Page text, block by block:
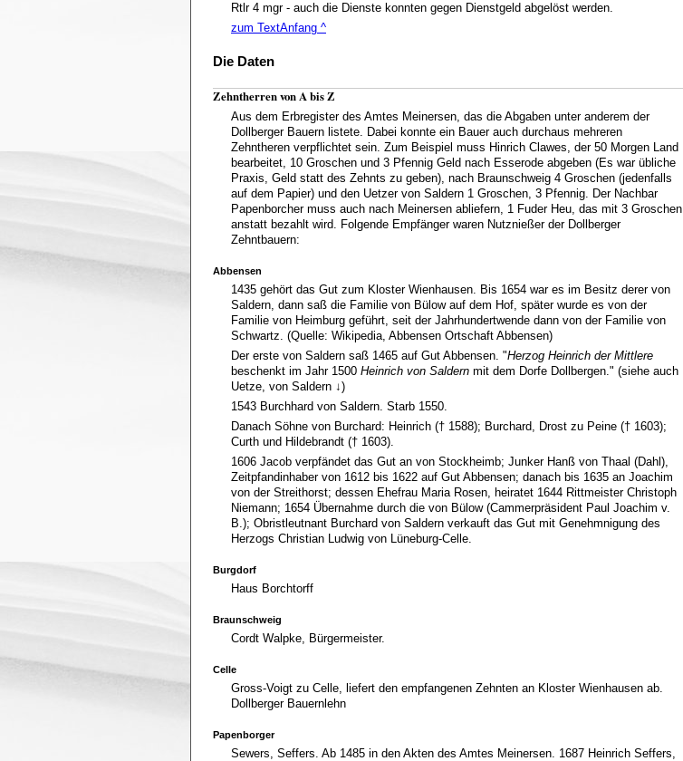
Rtlr 4 mgr - auch die Dienste konnten gegen Dienstgeld abgelöst werden.
zum TextAnfang ^
Die Daten
Zehntherren von A bis Z
Aus dem Erbregister des Amtes Meinersen, das die Abgaben unter anderem der
Dollberger Bauern listete. Dabei konnte ein Bauer auch durchaus mehreren
Zehntheren verpflichtet sein. Zum Beispiel muss Hinrich Clawes, der 50 Morgen Land
bearbeitet, 10 Groschen und 3 Pfennig Geld nach Esserode abgeben (Es war übliche
Praxis, Geld statt des Zehnts zu geben), nach Braunschweig 4 Groschen (jedenfalls
auf dem Papier) und den Uetzer von Saldern 1 Groschen, 3 Pfennig. Der Nachbar
Papenborcher muss auch nach Meinersen abliefern, 1 Fuder Heu, das mit 3 Groschen
anstatt bezahlt wird. Folgende Empfänger waren Nutznießer der Dollberger
Zehntbauern:
Abbensen
1435 gehört das Gut zum Kloster Wienhausen. Bis 1654 war es im Besitz derer von
Saldern, dann saß die Familie von Bülow auf dem Hof, später wurde es von der
Familie von Heimburg geführt, seit der Jahrhundertwende dann von der Familie von
Schwartz. (Quelle: Wikipedia, Abbensen Ortschaft Abbensen)
Der erste von Saldern saß 1465 auf Gut Abbensen. "Herzog Heinrich der Mittlere
beschenkt im Jahr 1500 Heinrich von Saldern mit dem Dorfe Dollbergen." (siehe auch
Uetze, von Saldern ↓)
1543 Burchhard von Saldern. Starb 1550.
Danach Söhne von Burchard: Heinrich († 1588); Burchard, Drost zu Peine († 1603);
Curth und Hildebrandt († 1603).
1606 Jacob verpfändet das Gut an von Stockheimb; Junker Hanß von Thaal (Dahl),
Zeitpfandinhaber von 1612 bis 1622 auf Gut Abbensen; danach bis 1635 an Joachim
von der Streithorst; dessen Ehefrau Maria Rosen, heiratet 1644 Rittmeister Christoph
Niemann; 1654 Übernahme durch die von Bülow (Cammerpräsident Paul Joachim v.
B.); Obristleutnant Burchard von Saldern verkauft das Gut mit Genehmnigung des
Herzogs Christian Ludwig von Lüneburg-Celle.
Burgdorf
Haus Borchtorff
Braunschweig
Cordt Walpke, Bürgermeister.
Celle
Gross-Voigt zu Celle, liefert den empfangenen Zehnten an Kloster Wienhausen ab.
Dollberger Bauernlehn
Papenborger
Sewers, Seffers. Ab 1485 in den Akten des Amtes Meinersen. 1687 Heinrich Seffers,